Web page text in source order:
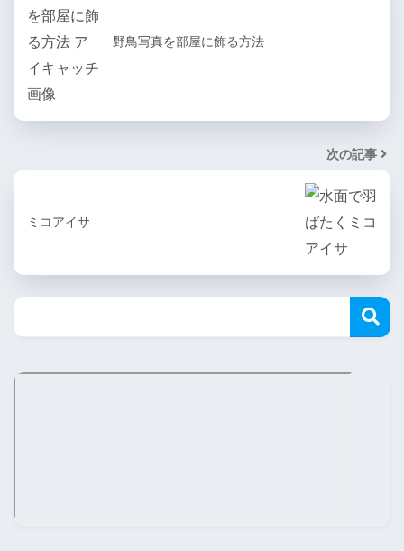
野鳥写真を部屋に飾る方法
次の記事
ミコアイサ